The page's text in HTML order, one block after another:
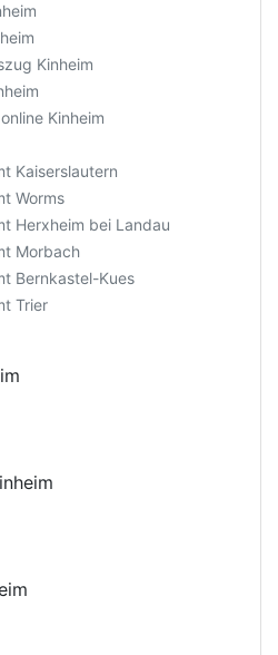
Kinheim
Kinheim
Kaiserslautern
Worms
Herxheim bei Landau
Morbach
Bernkastel-Kues
Trier